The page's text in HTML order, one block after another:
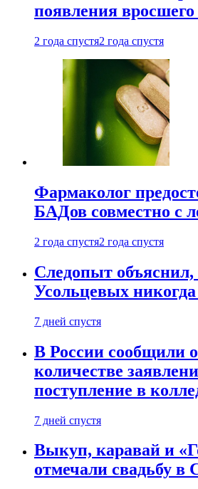
появления вросшего
2 года спустя2 года спустя
Фармаколог
БАДов совместно с
2 года спустя2 года спустя
Следопыт объяснил,
Усольцевых
7 дней спустя
В России сообщили
количестве
поступление в
7 дней спустя
Выкуп, каравай и
отмечали свадьбу в